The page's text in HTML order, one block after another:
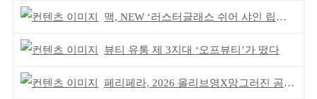
맥, NEW ‘러스터글래스 쉬어 샤인 립스틱’ 출시
뷰티 유통 제 3지대 ‘오프뷰티’가 떴다
페리페라, 2026 올리브영X망그러진 곰 콜라보